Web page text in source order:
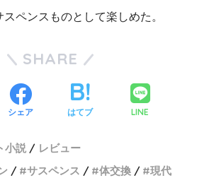
ペンスものとして楽しめた。
SHARE
シェア はてブ LINE
小説
レビュー
サスペンス 体交換 現代